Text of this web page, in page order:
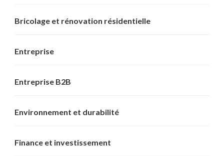
Bricolage et rénovation résidentielle
Entreprise
Entreprise B2B
Environnement et durabilité
Finance et investissement